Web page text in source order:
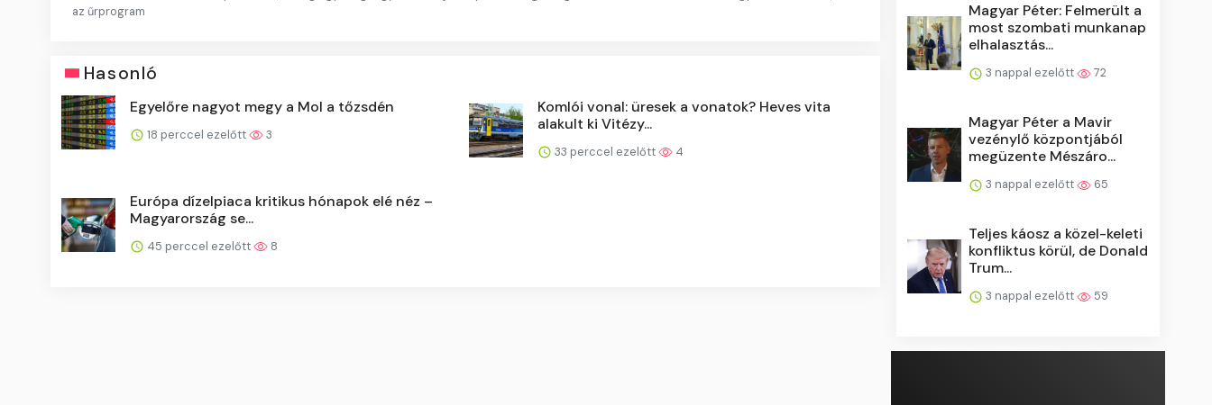
az űrprogram
Hasonló
Egyelőre nagyot megy a Mol a tőzsdén
18 perccel ezelőtt 3
Komlói vonal: üresek a vonatok? Heves vita
alakult ki Vitézy...
33 perccel ezelőtt 4
Európa dízelpiaca kritikus hónapok elé néz –
Magyarország se...
45 perccel ezelőtt 8
Magyar Péter: Felmerült a
most szombati munkanap
elhalasztás...
3 nappal ezelőtt 72
Magyar Péter a Mavir
vezénylő központjából
megüzente Mészáro...
3 nappal ezelőtt 65
Teljes káosz a közel-keleti
konfliktus körül, de Donald
Trum...
3 nappal ezelőtt 59